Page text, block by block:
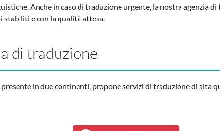
Anche in caso di traduzione urgente, la nostra agenzia
e con la qualità attesa.
di traduzione
in due continenti, propone servizi di traduzione di alta